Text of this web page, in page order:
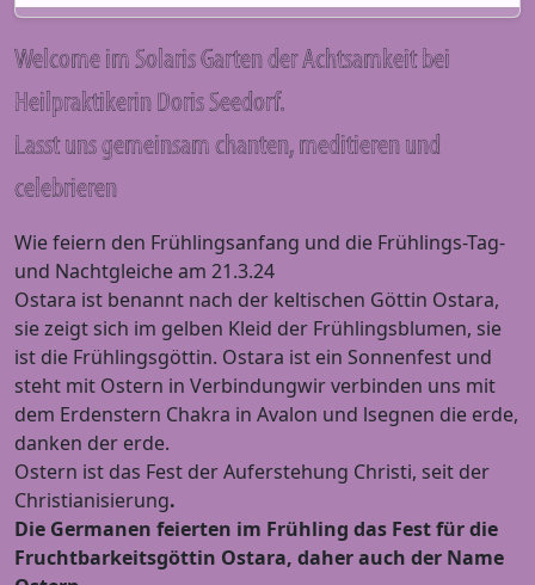
Welcome im Solaris Garten der Achtsamkeit bei
Heilpraktikerin Doris Seedorf.
Lasst uns gemeinsam chanten, meditieren und
celebrieren
Wie feiern den Frühlingsanfang und die Frühlings-Tag-
und Nachtgleiche am 21.3.24
Ostara ist benannt nach der keltischen Göttin Ostara,
sie zeigt sich im gelben Kleid der Frühlingsblumen, sie
ist die Frühlingsgöttin. Ostara ist ein Sonnenfest und
steht mit Ostern in Verbindungwir verbinden uns mit
dem Erdenstern Chakra in Avalon und lsegnen die erde,
danken der erde.
Ostern ist das Fest der Auferstehung Christi, seit der
Christianisierung.
Die Germanen feierten im Frühling das Fest für die
Fruchtbarkeitsgöttin Ostara, daher auch der Name